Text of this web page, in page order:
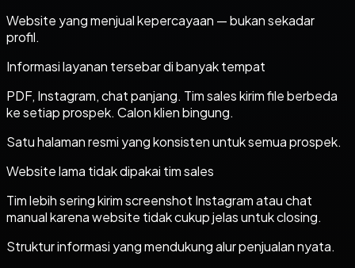
Website yang menjual kepercayaan — bukan sekadar
profil.
Informasi layanan tersebar di banyak tempat
PDF, Instagram, chat panjang. Tim sales kirim file berbeda
ke setiap prospek. Calon klien bingung.
Satu halaman resmi yang konsisten untuk semua prospek.
Website lama tidak dipakai tim sales
Tim lebih sering kirim screenshot Instagram atau chat
manual karena website tidak cukup jelas untuk closing.
Struktur informasi yang mendukung alur penjualan nyata.